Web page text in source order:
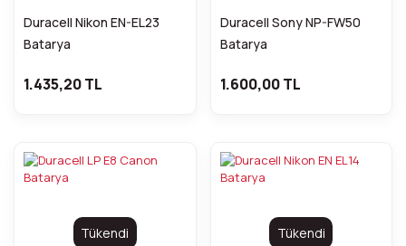
Duracell Nikon EN-EL23
Batarya
1.435,20 TL
Duracell Sony NP-FW50
Batarya
1.600,00 TL
Tükendi Tükendi